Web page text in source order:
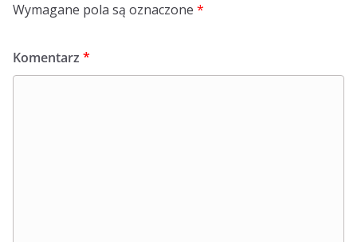
Wymagane pola są oznaczone *
Komentarz *